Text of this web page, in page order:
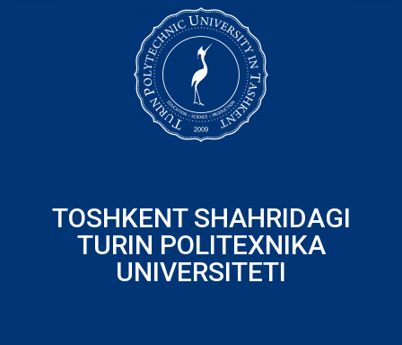
TOSHKENT SHAHRIDAGI
TURIN POLITEXNIKA
UNIVERSITETI